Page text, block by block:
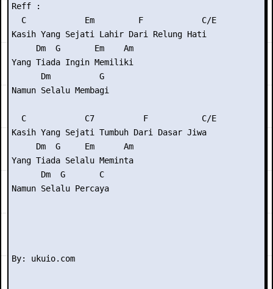
Reff :
  C            Em         F            C/E
Kasih Yang Sejati Lahir Dari Relung Hati
     Dm  G       Em    Am
Yang Tiada Ingin Memiliki
      Dm          G
Namun Selalu Membagi
  C            C7          F           C/E
Kasih Yang Sejati Tumbuh Dari Dasar Jiwa
     Dm  G     Em      Am
Yang Tiada Selalu Meminta
      Dm  G       C
Namun Selalu Percaya